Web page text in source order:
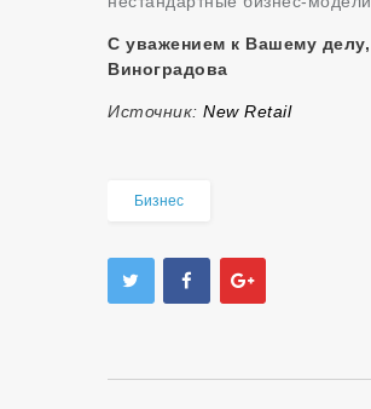
С уважением к Вашему
Виноградова
Источник: New Retail
Бизнес